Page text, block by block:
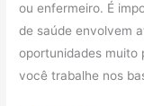
ou enfermeiro. É
de saúde envolvem
oportunidades muito
você trabalhe nos